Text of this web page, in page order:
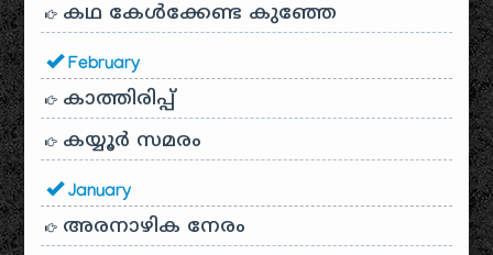
കഥ കേൾക്കേണ്ട കുഞ്ഞേ
February
കാത്തിരിപ്പ്
കയ്യൂർ സമരം
January
അരനാഴിക നേരം